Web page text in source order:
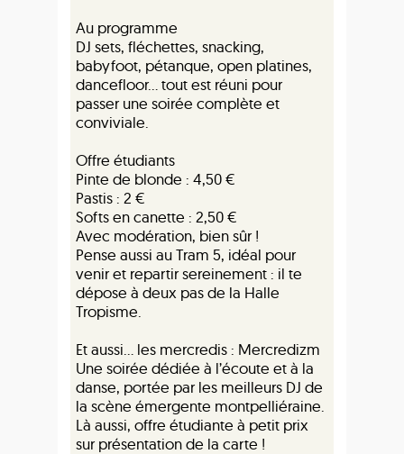
Au programme
DJ sets, fléchettes, snacking,
babyfoot, pétanque, open platines,
dancefloor… tout est réuni pour
passer une soirée complète et
conviviale.
Offre étudiants
Pinte de blonde : 4,50 €
Pastis : 2 €
Softs en canette : 2,50 €
Avec modération, bien sûr !
Pense aussi au Tram 5, idéal pour
venir et repartir sereinement : il te
dépose à deux pas de la Halle
Tropisme.
Et aussi… les mercredis : Mercredizm
Une soirée dédiée à l’écoute et à la
danse, portée par les meilleurs DJ de
la scène émergente montpelliéraine.
Là aussi, offre étudiante à petit prix
sur présentation de la carte !